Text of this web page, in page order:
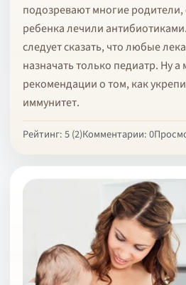
подозревают многие родители,
ребенка лечили
следует сказать, что любые
назначать только педиатр. Ну
рекомендации о том, как
иммунитет.
Рейтинг: 5 (2)Комментарии: 0